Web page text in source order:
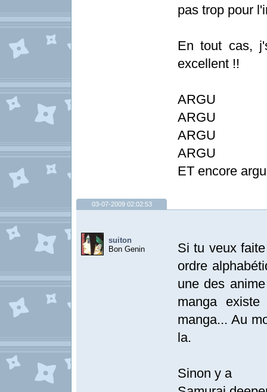
pas trop pour
En tout cas,
excellent !!
ARGU
ARGU
ARGU
ARGU
ET encore
03-07-2009 02:02:53
suiton
Bon Genin
Si tu veux
ordre
une des
manga
manga... Au
la.
Sinon y a